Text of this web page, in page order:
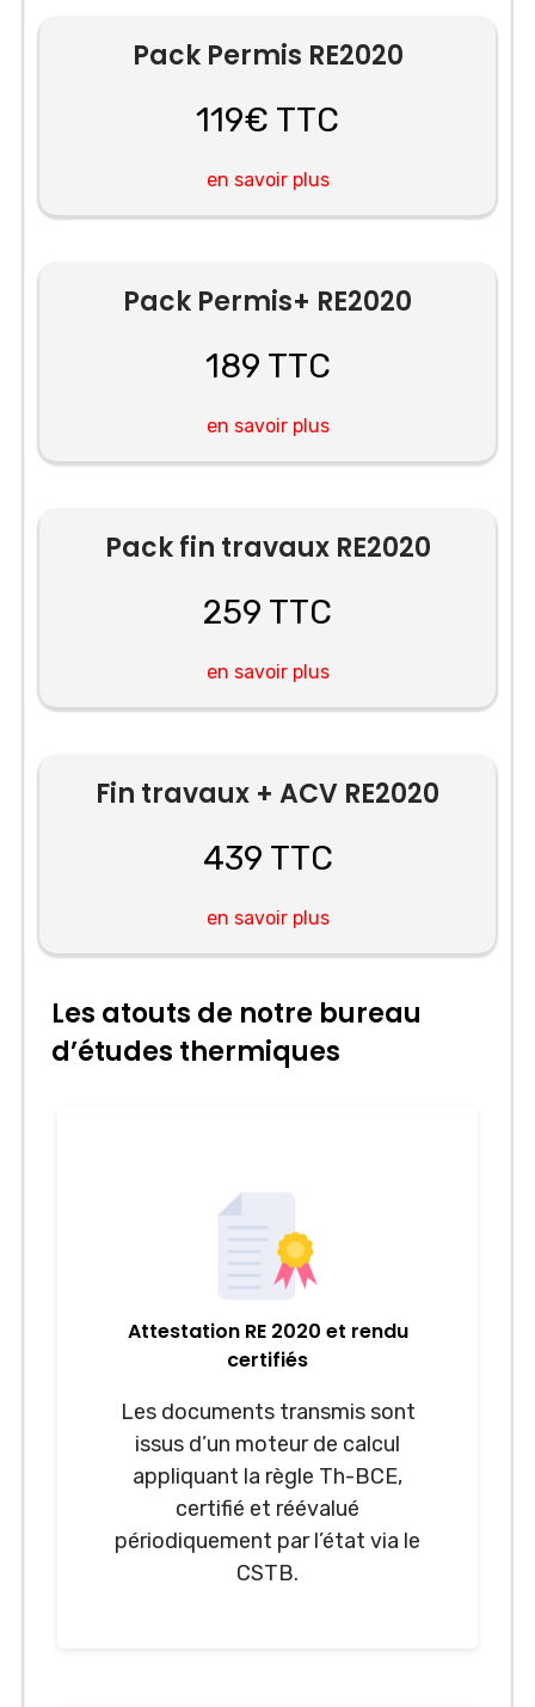
Pack Permis RE2020
119€ TTC
en savoir plus
Pack Permis+ RE2020
189 TTC
en savoir plus
Pack fin travaux RE2020
259 TTC
en savoir plus
Fin travaux + ACV RE2020
439 TTC
en savoir plus
Les atouts de notre bureau
d’études thermiques
Attestation RE 2020 et rendu
certifiés
Les documents transmis sont
issus d’un moteur de calcul
appliquant la règle Th-BCE,
certifié et réévalué
périodiquement par l’état via le
CSTB.